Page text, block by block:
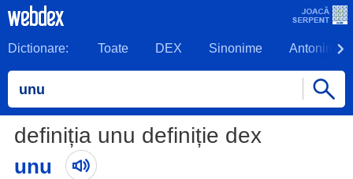
Dictionare: Toate DEX Sinonime Antonime
definiția unu definiție dex
unu